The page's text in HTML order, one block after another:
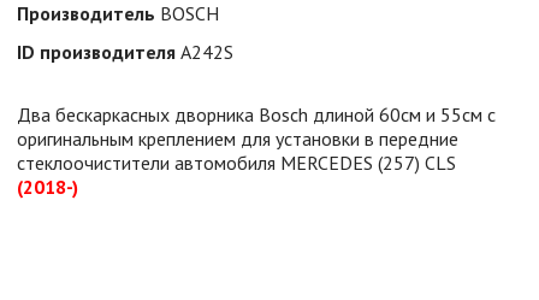
Производитель BOSCH
ID производителя A242S
Два бескаркасных дворника Bosch длиной 60см и 55см с
оригинальным креплением для установки в передние
стеклоочистители автомобиля MERCEDES (257) CLS
(2018-)